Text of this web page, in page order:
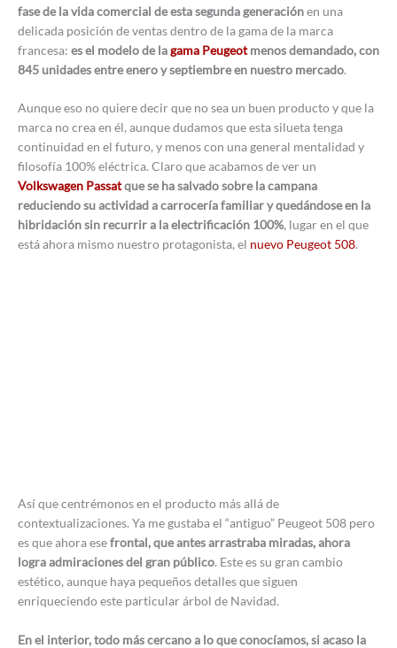
fase de la vida comercial de esta segunda generaciónen una
delicada posición de ventas dentro de la gama de la marca
francesa: es el modelo de lagama Peugeotmenos demandado, con
845 unidades entre enero y septiembre en nuestro mercado.
Aunque eso no quiere decir que no sea un buen producto y que la
marca no crea en él, aunque dudamos que esta silueta tenga
continuidad en el futuro, y menos con una general mentalidad y
filosofía 100% eléctrica. Claro que acabamos de ver un
Volkswagen Passatque se ha salvado sobre la campana
reduciendo su actividad a carrocería familiar y quedándose en la
hibridación sin recurrir a la electrificación 100%, lugar en el que
está ahora mismo nuestro protagonista, el nuevo Peugeot 508.
Así que centrémonos en el producto más allá de
contextualizaciones. Ya me gustaba el “antiguo” Peugeot 508 pero
es que ahora esefrontal, que antes arrastraba miradas, ahora
logra admiraciones del gran público. Este es su gran cambio
estético, aunque haya pequeños detalles que siguen
enriqueciendo este particular árbol de Navidad.
En el interior, todo más cercano a lo que conocíamos, si acaso la